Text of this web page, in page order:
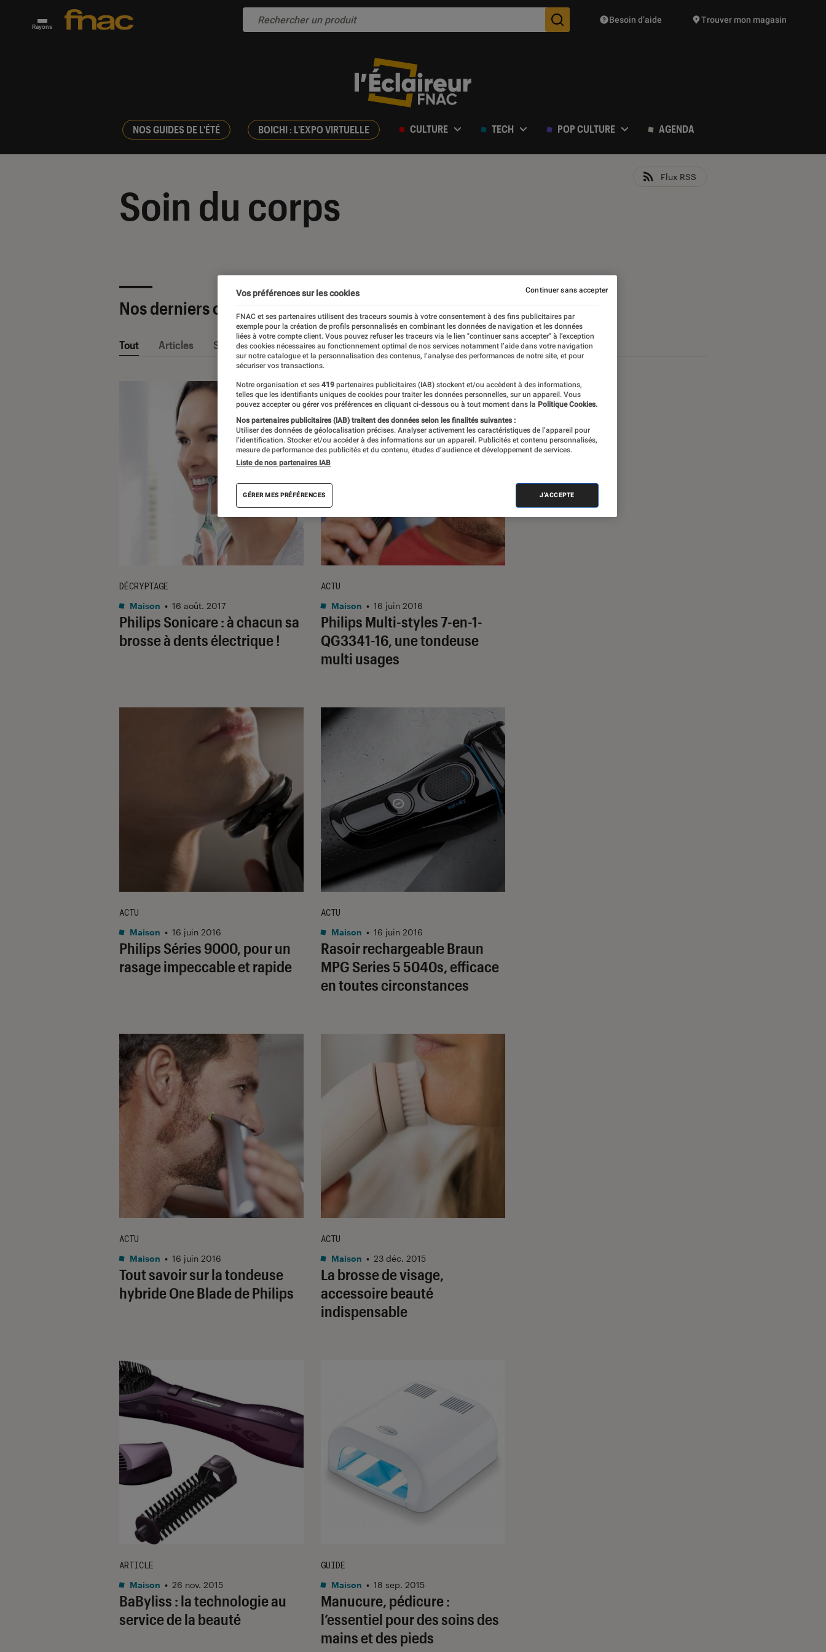
Rayons Des suggestions de produits vont vous être proposées
Besoin d’aide Trouver mon magasin
NOS GUIDES DE L'ÉTÉ BOICHI : L'EXPO VIRTUELLE CULTURE TECH POP CULTURE AGENDA
Soin du corps
Flux RSS
Nos derniers contenus
Tout Articles Sélections et guides Tests
Philips Sonicare : à chacun sa
brosse à dents électrique !
DÉCRYPTAGE
Maison • 16 août. 2017
Philips Multi-styles 7-en-1-
QG3341-16, une tondeuse
multi usages
ACTU
Maison • 16 juin 2016
Philips Séries 9000, pour un
rasage impeccable et rapide
ACTU
Maison • 16 juin 2016
Rasoir rechargeable Braun
MPG Series 5 5040s, efficace
en toutes circonstances
ACTU
Maison • 16 juin 2016
Tout savoir sur la tondeuse
hybride One Blade de Philips
ACTU
Maison • 16 juin 2016
La brosse de visage,
accessoire beauté
indispensable
ACTU
Maison • 23 déc. 2015
BaByliss : la technologie au
service de la beauté
ARTICLE
Maison • 26 nov. 2015
Manucure, pédicure :
l’essentiel pour des soins des
mains et des pieds
GUIDE
Maison • 18 sep. 2015
Vos préférences sur les cookies
FNAC et ses partenaires utilisent des traceurs soumis à votre consentement à des fins publicitaires par
exemple pour la création de profils personnalisés en combinant les données de navigation et les données
liées à votre compte client. Vous pouvez refuser les traceurs via le lien "continuer sans accepter" à l’exception
des cookies nécessaires au fonctionnement optimal de nos services notamment l’aide dans votre navigation
sur notre catalogue et la personnalisation des contenus, l’analyse des performances de notre site, et pour
sécuriser vos transactions.
Notre organisation et ses 419 partenaires publicitaires (IAB) stockent et/ou accèdent à des informations,
telles que les identifiants uniques de cookies pour traiter les données personnelles, sur un appareil. Vous
pouvez accepter ou gérer vos préférences en cliquant ci-dessous ou à tout moment dans la Politique Cookies.
Nos partenaires publicitaires (IAB) traitent des données selon les finalités suivantes :
Utiliser des données de géolocalisation précises. Analyser activement les caractéristiques de l’appareil pour
l’identification. Stocker et/ou accéder à des informations sur un appareil. Publicités et contenu personnalisés,
mesure de performance des publicités et du contenu, études d’audience et développement de services.
Liste de nos partenaires IAB
GÉRER MES PRÉFÉRENCES J'ACCEPTE
Continuer sans accepter